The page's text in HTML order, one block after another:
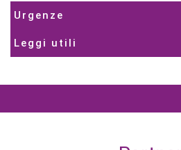
Urgenze
Leggi utili